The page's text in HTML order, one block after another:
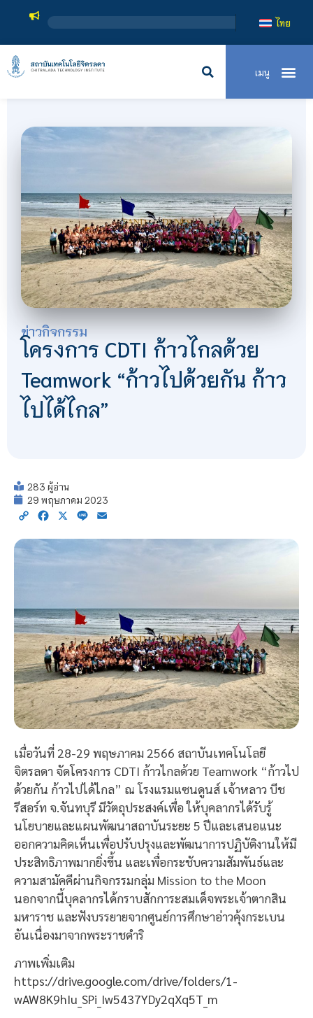
สถาบันเทคโนโลยีจิตรลดา เป็นสถา
ไทย
ข่าวกิจกรรม
โครงการ CDTI ก้าวไกลด้วย
Teamwork “ก้าวไปด้วยกัน ก้าว
ไปได้ไกล”
283 ผู้อ่าน
29 พฤษภาคม 2023
Copy Facebook
X Line
เมื่อวันที่ 28-29 พฤษภาคม 2566 สถาบันเทคโนโลยี
จิตรลดา จัดโครงการ CDTI ก้าวไกลด้วย Teamwork “ก้าวไป
ด้วยกัน ก้าวไปได้ไกล” ณ โรงแรมแซนดูนส์ เจ้าหลาว บีช
รีสอร์ท จ.จันทบุรี มีวัตถุประสงค์เพื่อ ให้บุคลากรได้รับรู้
นโยบายและแผนพัฒนาสถาบันระยะ 5 ปีและเสนอแนะ
ออกความคิดเห็นเพื่อปรับปรุงและพัฒนาการปฏิบัติงานให้มี
ประสิทธิภาพมากยิ่งขึ้น และเพื่อกระชับความสัมพันธ์และ
ความสามัคคีผ่านกิจกรรมกลุ่ม Mission to the Moon
นอกจากนี้บุคลากรได้กราบสักการะสมเด็จพระเจ้าตากสิน
มหาราช และฟังบรรยายจากศูนย์การศึกษาอ่าวคุ้งกระเบน
อันเนื่องมาจากพระราชดำริ
ภาพเพิ่มเติม
https://drive.google.com/drive/folders/1-
wAW8K9hIu_SPi_Iw5437YDy2qXq5T_m